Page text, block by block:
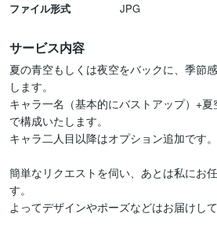
ファイル形式 JPG
サービス内容
夏の青空もしくは夜空をバックに、季節
します。
キャラ一名（基本的にバストアップ）+
で構成いたします。
キャラ二人目以降はオプション追加です。
簡単なリクエストを伺い、あとは私にお
す。
よってデザインやポーズなどはお届けし